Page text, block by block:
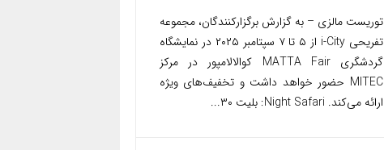
توریست مالزی – به گزارش برگزارکنندگان، مجموعه
تفریحی i-City از ۵ تا ۷ سپتامبر ۲۰۲۵ در نمایشگاه
گردشگری MATTA Fair کوالالامپور در مرکز
MITEC حضور خواهد داشت و تخفیف‌های ویژه
ارائه می‌کند. Night Safari: بلیت ۳۰...